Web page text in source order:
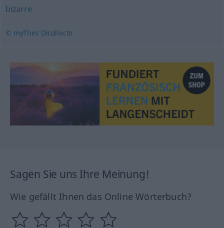
bizarre
© myThes Dicollecte
Sagen Sie uns Ihre Meinung!
Wie gefällt Ihnen das Online Wörterbuch?